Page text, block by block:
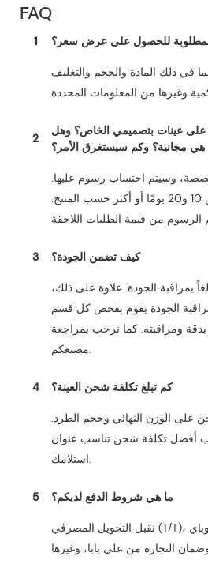
FAQ
1 للحصول على عرض سعر؟
في ذلك المادة والحجم والتغليف
2
عينات بتصميمي الخاص؟ وهل
هي مجانية؟ وكم سيستغرق الأمر؟
وسيتم احتساب رسوم عليها.
تتراوح مدة التسليم بين 10 و20 يومًا أو أكثر حسب المنتج.
3 كيف تضمن الجودة؟
بمراقبة الجودة. علاوة على ذلك،
الجودة يقوم بفحص كل قسم
بدقة ومراقبته. كما نرحب بمراجعة
4 كم تبلغ تكلفة شحن العينة؟
على الوزن النهائي وحجم الطرد.
أفضل تكلفة شحن تناسب عنوان
5 ما هي شروط الدفع لديكم؟
نقبل التحويل المصرفي (T/T)، وويسترن يونيون، وباي